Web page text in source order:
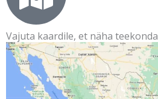
Vajuta kaardile, et näha teekonda